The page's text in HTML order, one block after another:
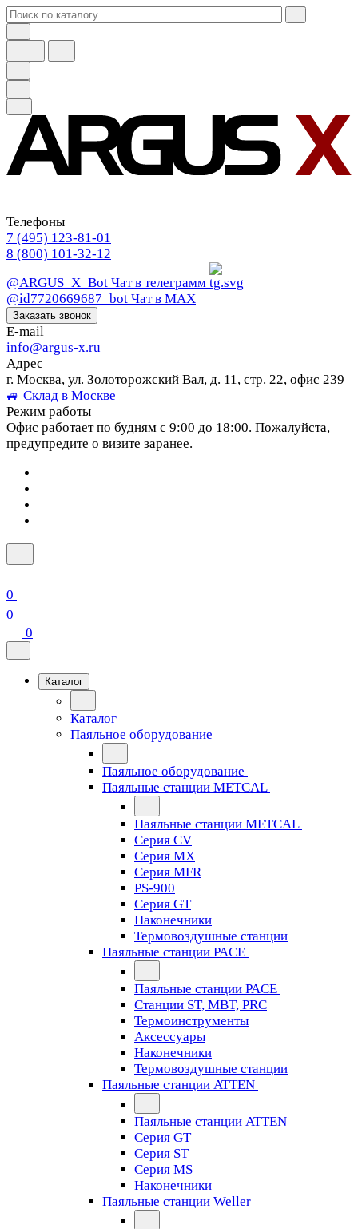
Телефоны
7 (495) 123-81-01
8 (800) 101-32-12
@ARGUS_X_Bot Чат в телеграмм
@id7720669687_bot Чат в МАХ
Заказать звонок
E-mail
info@argus-x.ru
Адрес
г. Москва, ул. Золоторожский Вал, д. 11, стр. 22, офис 239
🚙 Склад в Москве
Режим работы
Офис работает по будням с 9:00 до 18:00. Пожалуйста,
предупредите о визите заранее.
0
0
0
Каталог
Каталог
Паяльное оборудование
Паяльное оборудование
Паяльные станции METCAL
Паяльные станции METCAL
Серия CV
Серия MX
Серия MFR
PS-900
Серия GT
Наконечники
Термовоздушные станции
Паяльные станции PACE
Паяльные станции PACE
Станции ST, MBT, PRC
Термоинструменты
Аксессуары
Наконечники
Термовоздушные станции
Паяльные станции ATTEN
Паяльные станции ATTEN
Серия GT
Серия ST
Серия MS
Наконечники
Паяльные станции Weller